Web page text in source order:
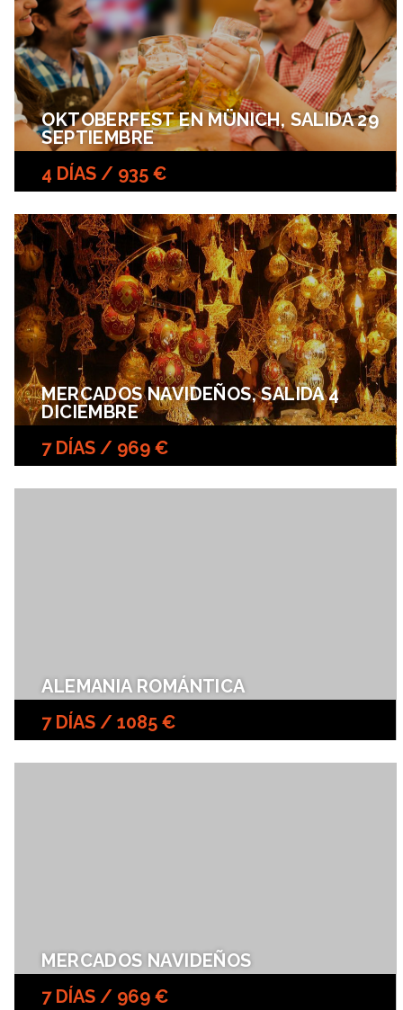
OKTOBERFEST EN MÜNICH, SALIDA 29
SEPTIEMBRE
4 DÍAS / 935 €
MERCADOS NAVIDEÑOS, SALIDA 4
DICIEMBRE
7 DÍAS / 969 €
ALEMANIA ROMÁNTICA
7 DÍAS / 1085 €
MERCADOS NAVIDEÑOS
7 DÍAS / 969 €